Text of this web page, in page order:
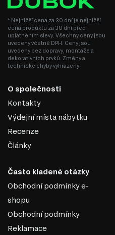
* Nejnižší cena za 30 dní je nejnižší
cena produktu za 30 dní před
uplatněním slevy. Všechny ceny jsou
uvedeny včetně DPH. Ceny jsou
uvedeny bez dopravy, montáže a
dekorativních prvků. Změny a
technické chyby vyhrazeny.
O společnosti
Kontakty
Výdejní místa nábytku
Recenze
Články
Často kladené otázky
Obchodní podmínky e-
shopu
Obchodní podmínky
Reklamace